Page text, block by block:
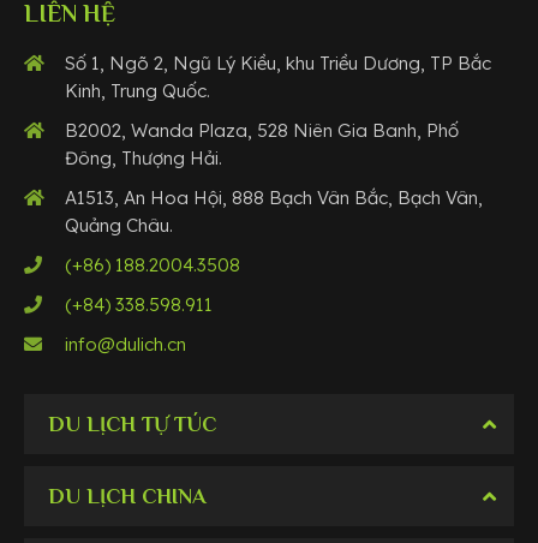
LIÊN HỆ
Số 1, Ngõ 2, Ngũ Lý Kiều, khu Triều Dương, TP Bắc
Kinh, Trung Quốc.
B2002, Wanda Plaza, 528 Niên Gia Banh, Phố
Đông, Thượng Hải.
A1513, An Hoa Hội, 888 Bạch Vân Bắc, Bạch Vân,
Quảng Châu.
(+86) 188.2004.3508
(+84) 338.598.911
info@dulich.cn
DU LỊCH TỰ TÚC
DU LỊCH CHINA